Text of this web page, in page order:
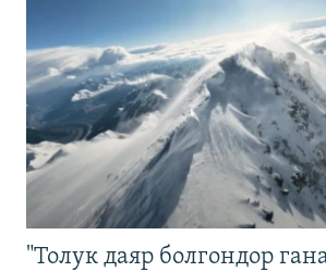
"Толук даяр болгондор